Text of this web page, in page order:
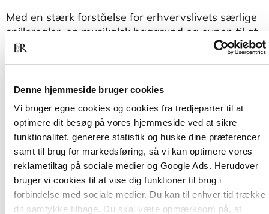
Denne hjemmeside bruger cookies
Vi bruger egne cookies og cookies fra tredjeparter til at
optimere dit besøg på vores hjemmeside ved at sikre
funktionalitet, generere statistik og huske dine præferencer
samt til brug for markedsføring, så vi kan optimere vores
reklametiltag på sociale medier og Google Ads. Herudover
bruger vi cookies til at vise dig funktioner til brug i
forbindelse med sociale medier. Du kan til enhver tid trække
dit samtykke tilbage. Du skal være opmærksom på, at
Med en stærk forståelse for erhvervslivets særlige
spilleregler, en musikalsk baggrund og evnen til at
udfordre erhvervsfolk på deres (manglende)
klassiske retorik og sensibiliteten og disciplinen fra
musikkens verden ind i erhvervslivets
konferencesale og mødelokaler.